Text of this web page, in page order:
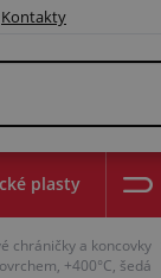
Kontakty
plasty
chráničky a koncovky
+400°C, šedá